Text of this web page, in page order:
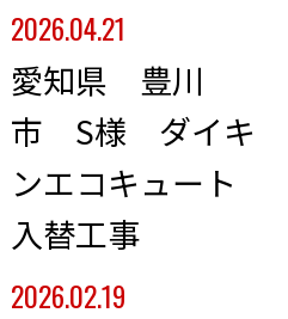
2026.04.21
愛知県 豊川
市 S様 ダイキ
ンエコキュート
入替工事
2026.02.19